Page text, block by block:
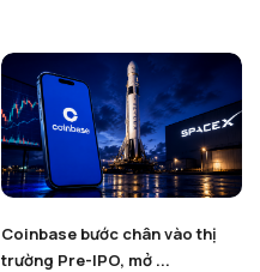
Coinbase bước chân vào thị
trường Pre-IPO, mở ...